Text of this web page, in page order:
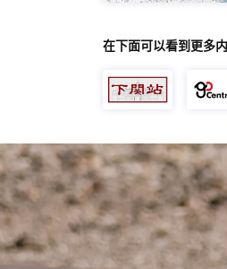
在下面可以看到更多